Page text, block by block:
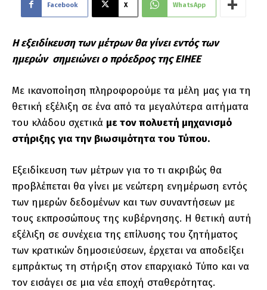
Facebook X WhatsApp
Η εξειδίκευση των μέτρων θα γίνει εντός των
ημερών σημειώνει ο πρόεδρος της ΕΙΗΕΕ
Με ικανοποίηση πληροφορούμε τα μέλη μας για τη
θετική εξέλιξη σε ένα από τα μεγαλύτερα αιτήματα
του κλάδου σχετικά με τον πολυετή μηχανισμό
στήριξης για την βιωσιμότητα του Τύπου.
Εξειδίκευση των μέτρων για το τι ακριβώς θα
προβλέπεται θα γίνει με νεώτερη ενημέρωση εντός
των ημερών δεδομένων και των συναντήσεων με
τους εκπροσώπους της κυβέρνησης. Η θετική αυτή
εξέλιξη σε συνέχεια της επίλυσης του ζητήματος
των κρατικών δημοσιεύσεων, έρχεται να αποδείξει
εμπράκτως τη στήριξη στον επαρχιακό Τύπο και να
τον εισάγει σε μια νέα εποχή σταθερότητας.